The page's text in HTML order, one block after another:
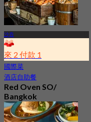
沙吞
來 2 付款 1
國際菜
酒店自助餐
Red Oven SO/
Bangkok
4.6
15.9K 已預訂